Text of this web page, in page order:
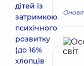
дітей із
затримкою
психічного
розвитку
(до 16%
хлопців